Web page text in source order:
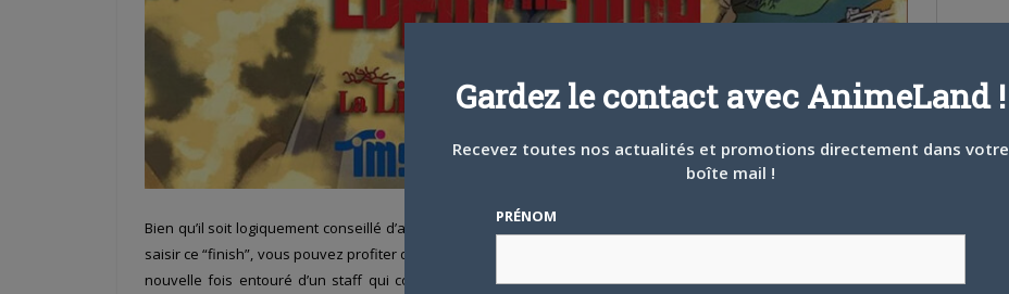
Bien qu’il soit logiquement conseillé d’avoir vu les précédents films de
saisir ce “finish”, vous pouvez profiter de ce bon shoot d’action sans être totalement à jour. Le réalisateur s’est une
nouvelle fois entouré d’un staff qui connait bien la licence deTMSpuisqueYûya Takahashi (Lupin III : La Pierre
Gardez le contact avec AnimeLand !
Recevez toutes nos actualités et promotions directement dans votre
boîte mail !
PRÉNOM